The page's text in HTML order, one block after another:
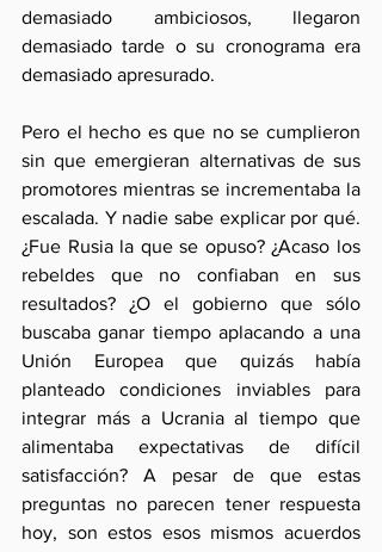
demasiado ambiciosos, llegaron
demasiado tarde o su cronograma era
demasiado apresurado.
Pero el hecho es que no se cumplieron
sin que emergieran alternativas de sus
promotores mientras se incrementaba la
escalada. Y nadie sabe explicar por qué.
¿Fue Rusia la que se opuso? ¿Acaso los
rebeldes que no confiaban en sus
resultados? ¿O el gobierno que sólo
buscaba ganar tiempo aplacando a una
Unión Europea que quizás había
planteado condiciones inviables para
integrar más a Ucrania al tiempo que
alimentaba expectativas de difícil
satisfacción? A pesar de que estas
preguntas no parecen tener respuesta
hoy, son estos esos mismos acuerdos